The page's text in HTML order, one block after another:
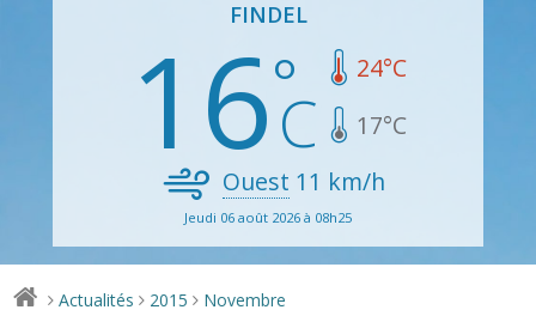
FINDEL
16 24°C
17°C
Ouest 11 km/h
Jeudi 06 août 2026 à 08h25
> Actualités > 2015 > Novembre